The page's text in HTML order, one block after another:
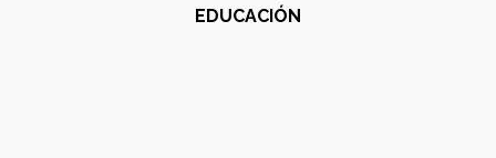
EDUCACIÓN